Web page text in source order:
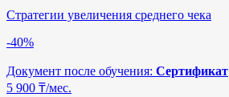
Стратегии увеличения среднего чека
-40%
Документ после обучения: Сертификат
5 900 ₸/мес.